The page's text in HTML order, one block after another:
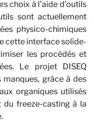
choix à l’aide d’outils
sont actuellement
physico-chimiques
cette interface solide-
les procédés et
Le projet DISEQ
grâce à des
organiques utilisés
du freeze-casting à la